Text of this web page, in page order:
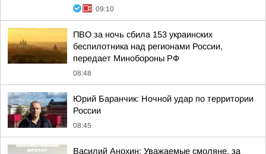
09:10
ПВО за ночь сбила 153 украинских
беспилотника над регионами России,
передает Минобороны РФ
08:48
Юрий Баранчик: Ночной удар по территории
России
08:45
Василий Анохин: Уважаемые смоляне, за